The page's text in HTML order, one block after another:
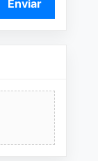
Enviar